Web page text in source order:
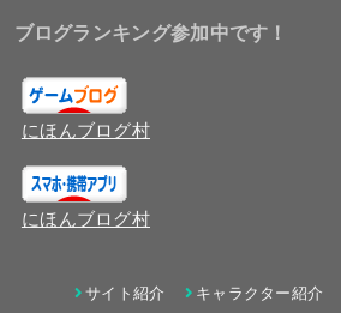
ブログランキング参加中です！
にほんブログ村
にほんブログ村
サイト紹介 キャラクター紹介